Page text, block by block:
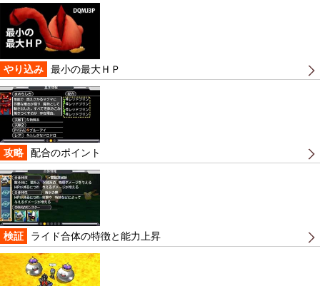
やり込み 最小の最大ＨＰ
攻略 配合のポイント
検証 ライド合体の特徴と能力上昇